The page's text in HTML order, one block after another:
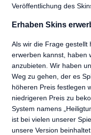
Veröffentlichung des
Erhaben Skins
Als wir die Frage gestellt
erwerben kannst, haben
anzubieten. Wir haben
Weg zu gehen, der es
höheren Preis festlegen
niedrigeren Preis zu
System namens
ist bei vielen unserer
unsere Version